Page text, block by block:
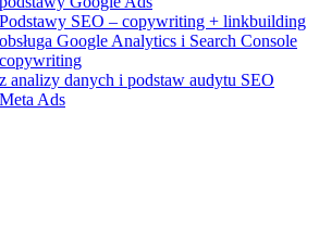
SEO – copywriting + linkbuilding
Google Analytics i Search Console
analizy danych i podstaw audytu SEO
Ads